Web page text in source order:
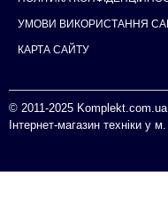
УМОВИ ВИКОРИСТАННЯ
КАРТА САЙТУ
© 2011-2025 Komplekt.com.ua
Інтернет-магазин техніки у